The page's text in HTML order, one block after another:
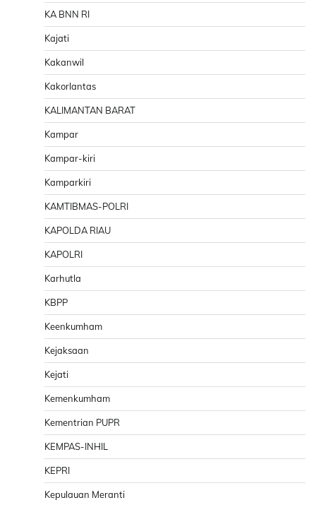
KA BNN RI
Kajati
Kakanwil
Kakorlantas
KALIMANTAN BARAT
Kampar
Kampar-kiri
Kamparkiri
KAMTIBMAS-POLRI
KAPOLDA RIAU
KAPOLRI
Karhutla
KBPP
Keenkumham
Kejaksaan
Kejati
Kemenkumham
Kementrian PUPR
KEMPAS-INHIL
KEPRI
Kepulauan Meranti